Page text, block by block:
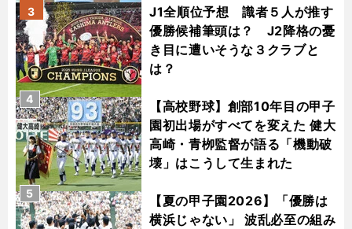
J1全順位予想 識者５人が推す
優勝候補筆頭は？ J2降格の憂
き目に遭いそうな３クラブと
は？
3
【高校野球】創部10年目の甲子
園初出場がすべてを変えた 健大
高崎・青栁監督が語る「機動破
壊」はこうして生まれた
4
【夏の甲子園2026】「優勝は
横浜じゃない」 波乱必至の組み
5